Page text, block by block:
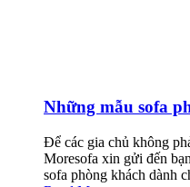
Những mẫu sofa
Để các gia chủ không
Moresofa xin gửi đến
sofa phòng khách dành